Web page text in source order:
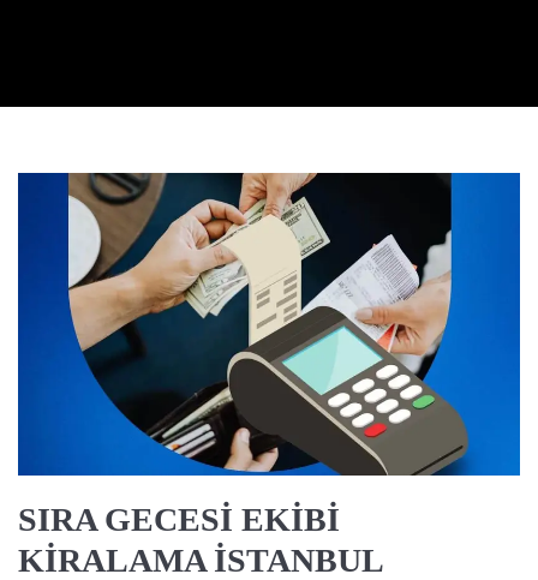
SIRA GECESİ EKİBİ
KİRALAMA İSTANBUL